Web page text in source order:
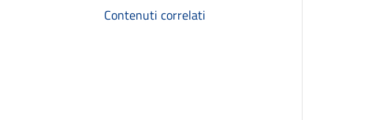
Contenuti correlati